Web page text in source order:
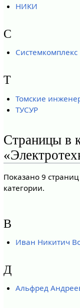
НИКИ
С
Системкомплекс
Т
Томские
ТУСУР
Страницы в
Показано 9
категории.
В
Иван Никитич
Д
Альфред